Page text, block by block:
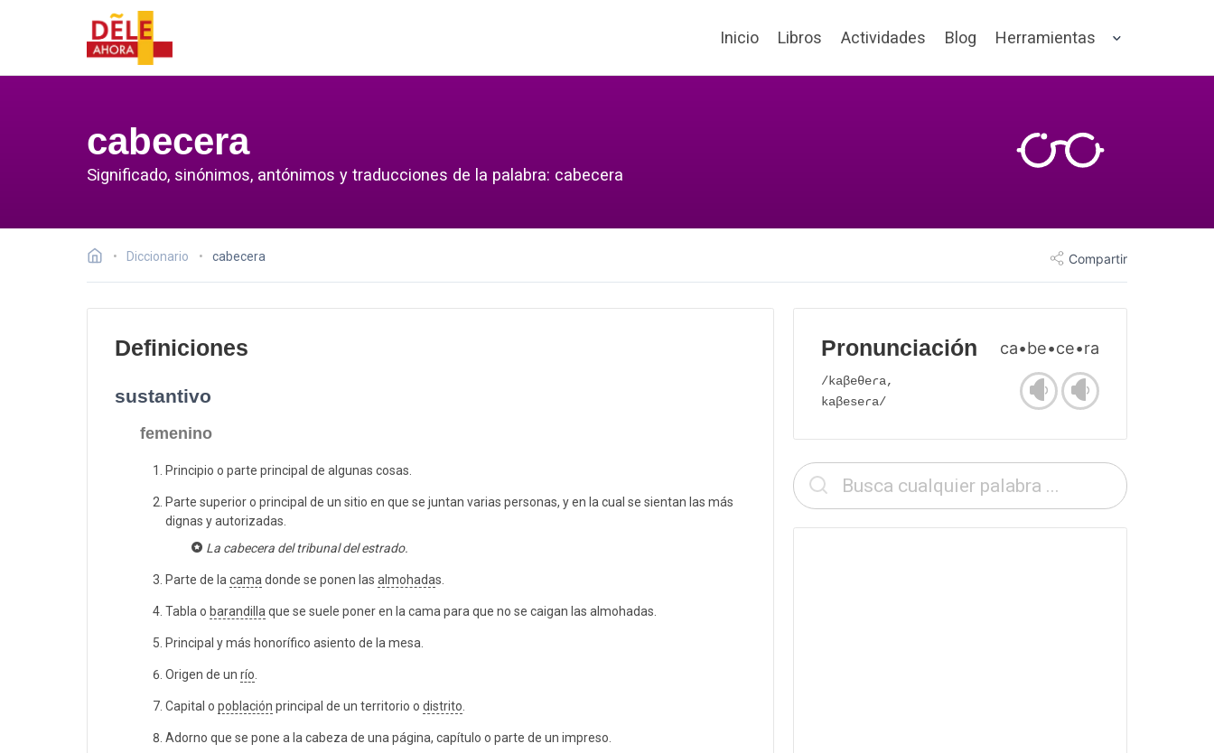
Inicio Libros Actividades Blog Herramientas
cabecera
Significado, sinónimos, antónimos y traducciones de la palabra: cabecera
Diccionario cabecera Compartir
Definiciones
sustantivo
femenino
Principio o parte principal de algunas cosas.
Parte superior o principal de un sitio en que se juntan varias personas, y en la cual se sientan las más
dignas y autorizadas.
La cabecera del tribunal del estrado.
Parte de lacamadonde se ponen las almohadas.
Tabla o barandillaque se suele poner en la cama para que no se caigan las almohadas.
Principal y más honorífico asiento de la mesa.
Origen de un río.
Capital o población principal de un territorio o distrito.
Adorno que se pone a la cabeza de una página, capítulo o parte de un impreso.
Pronunciación ca•be•ce•ra
/kaβeθeɾa,
kaβeseɾa/